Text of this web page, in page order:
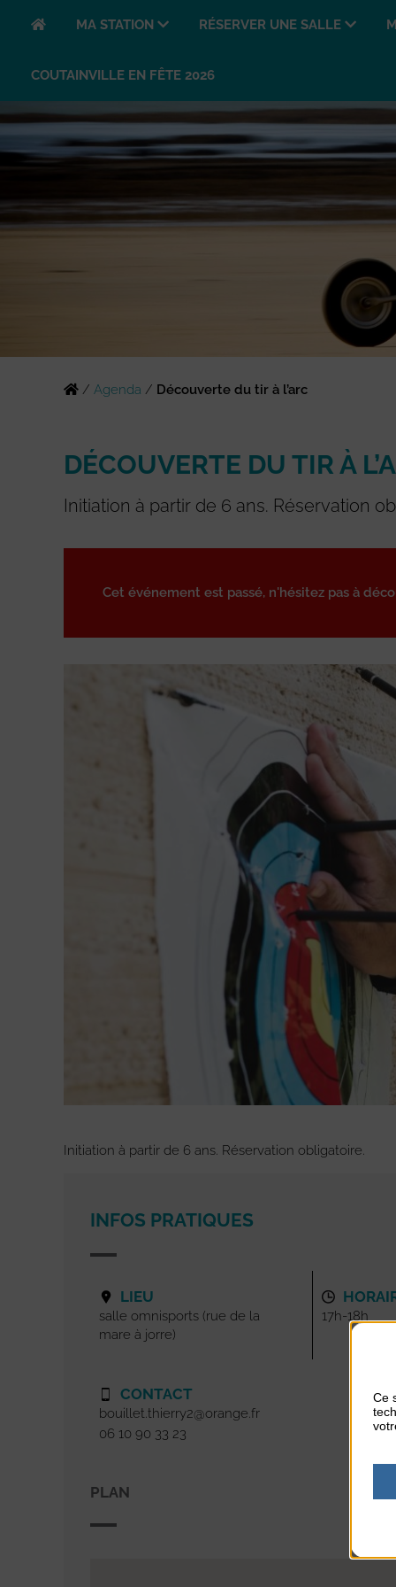
MA STATION RÉSERVER UNE SALLE
COUTAINVILLE EN FÊTE 2026
/ Agenda / Découverte du tir à l’arc
DÉCOUVERTE DU TIR À
Initiation à partir de 6 ans. Réservation
Cet événement est passé, n'hésitez pas à
Initiation à partir de 6 ans. Réservation obligatoire.
INFOS PRATIQUES
LIEU
salle omnisports (rue de la
mare à jorre)
CONTACT
bouillet.thierry2@orange.fr
06 10 90 33 23
17h-18h
PLAN
Ce